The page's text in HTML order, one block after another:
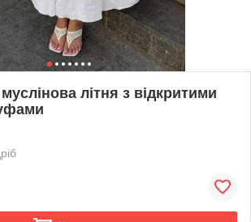
літня з відкритими